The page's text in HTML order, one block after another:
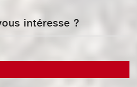
intéresse ?